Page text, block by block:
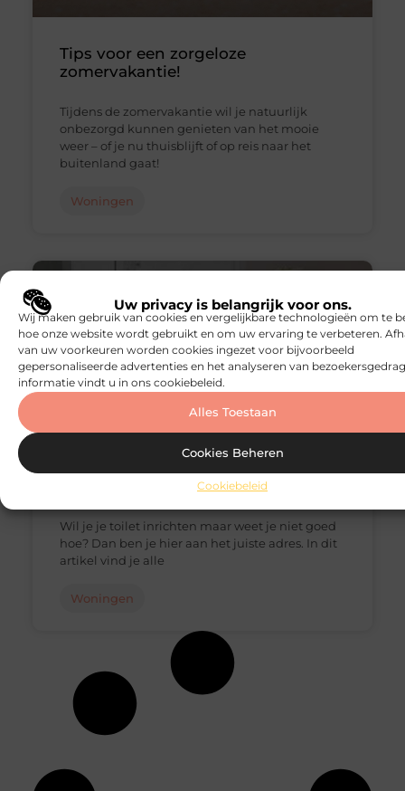
Uw privacy is belangrijk voor ons.
Wij maken gebruik van cookies en vergelijkbare technologieën om te
hoe onze website wordt gebruikt en om uw ervaring te verbeteren.
van uw voorkeuren worden cookies ingezet voor bijvoorbeeld
gepersonaliseerde advertenties en het analyseren van
informatie vindt u in ons cookiebeleid.
Alles Toestaan
Cookies Beheren
Cookiebeleid
Tips voor een zorgeloze
zomervakantie!
Tijdens de zomervakantie wil je natuurlijk
onbezorgd kunnen genieten van het mooie
weer – of je nu thuisblijft of op reis naar het
buitenland gaat!
Woningen
Wil je je toilet inrichten maar weet je niet goed
hoe? Dan ben je hier aan het juiste adres. In dit
artikel vind je alle
Woningen